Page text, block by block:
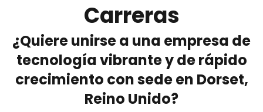
Carreras
¿Quiere unirse a una empresa de
tecnología vibrante y de rápido
crecimiento con sede en Dorset,
Reino Unido?